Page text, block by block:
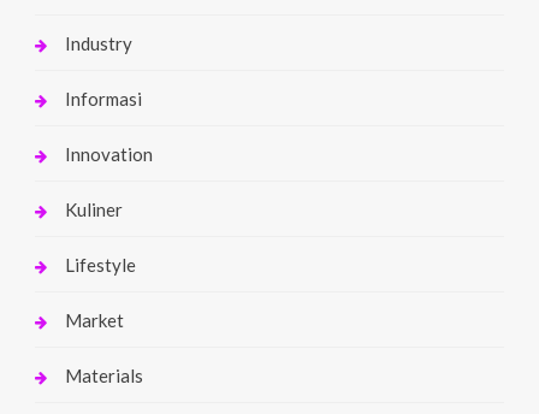
Industry
Informasi
Innovation
Kuliner
Lifestyle
Market
Materials